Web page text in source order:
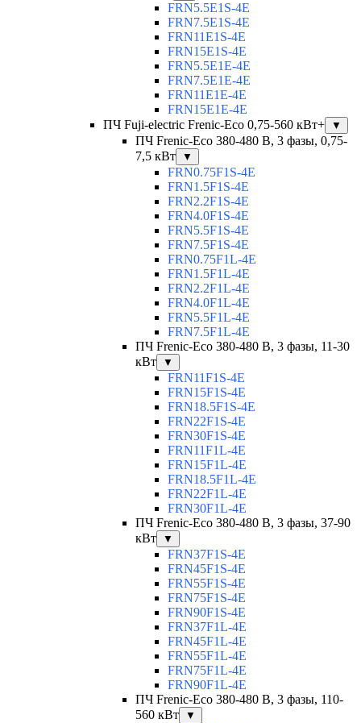
FRN5.5E1S-4E
FRN7.5E1S-4E
FRN11E1S-4E
FRN15E1S-4E
FRN5.5E1E-4E
FRN7.5E1E-4E
FRN11E1E-4E
FRN15E1E-4E
ПЧ Fuji-electric Frenic-Eco 0,75-560 кВт+
▼
ПЧ Frenic-Eco 380-480 В, 3 фазы, 0,75-
7,5 кВт
▼
FRN0.75F1S-4E
FRN1.5F1S-4E
FRN2.2F1S-4E
FRN4.0F1S-4E
FRN5.5F1S-4E
FRN7.5F1S-4E
FRN0.75F1L-4E
FRN1.5F1L-4E
FRN2.2F1L-4E
FRN4.0F1L-4E
FRN5.5F1L-4E
FRN7.5F1L-4E
ПЧ Frenic-Eco 380-480 В, 3 фазы, 11-30
кВт
▼
FRN11F1S-4E
FRN15F1S-4E
FRN18.5F1S-4E
FRN22F1S-4E
FRN30F1S-4E
FRN11F1L-4E
FRN15F1L-4E
FRN18.5F1L-4E
FRN22F1L-4E
FRN30F1L-4E
ПЧ Frenic-Eco 380-480 В, 3 фазы, 37-90
кВт
▼
FRN37F1S-4E
FRN45F1S-4E
FRN55F1S-4E
FRN75F1S-4E
FRN90F1S-4E
FRN37F1L-4E
FRN45F1L-4E
FRN55F1L-4E
FRN75F1L-4E
FRN90F1L-4E
ПЧ Frenic-Eco 380-480 В, 3 фазы, 110-
560 кВт
▼